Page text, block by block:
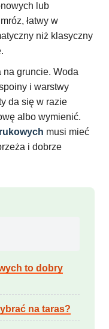
lub
łatwy w
niż klasyczny
gruncie. Woda
i warstwy
da się w razie
albo wymienić.
musi mieć
i dobrze
to dobry
na taras?